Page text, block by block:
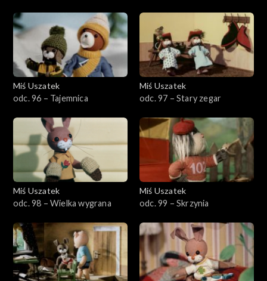
Miś Uszatek
odc. 96 – Tajemnica
Miś Uszatek
odc. 97 – Stary zegar
Miś Uszatek
odc. 98 – Wielka wygrana
Miś Uszatek
odc. 99 – Skrzynia